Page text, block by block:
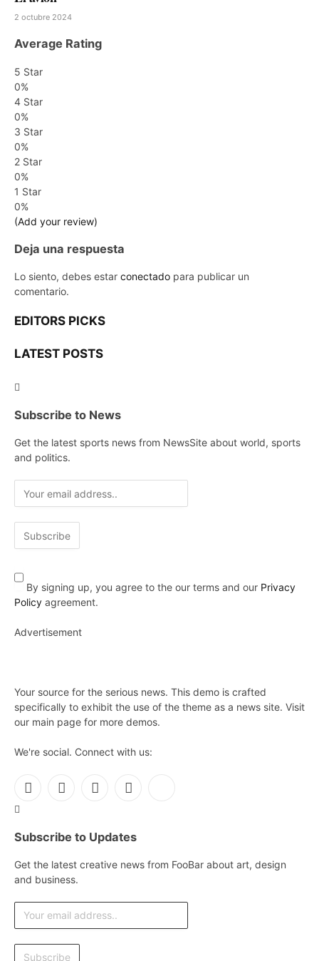
2 octubre 2024
Average Rating
5 Star
0%
4 Star
0%
3 Star
0%
2 Star
0%
1 Star
0%
(Add your review)
Deja una respuesta
Lo siento, debes estar conectado para publicar un
comentario.
EDITORS PICKS
LATEST POSTS
Subscribe to News
Get the latest sports news from NewsSite about world, sports
and politics.
By signing up, you agree to the our terms and our Privacy
Policy agreement.
Advertisement
Your source for the serious news. This demo is crafted
specifically to exhibit the use of the theme as a news site. Visit
our main page for more demos.
We're social. Connect with us:
Facebook
X
InstagramPinterest
Subscribe to Updates
Get the latest creative news from FooBar about art, design
and business.